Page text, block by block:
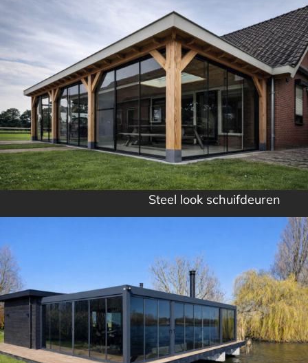
Steel look schuifdeuren